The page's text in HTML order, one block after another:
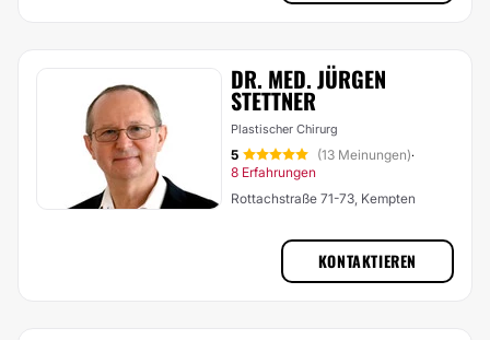
DR. MED. JÜRGEN
STETTNER
Plastischer Chirurg
5 (13 Meinungen)·
8 Erfahrungen
Rottachstraße 71-73, Kempten
KONTAKTIEREN